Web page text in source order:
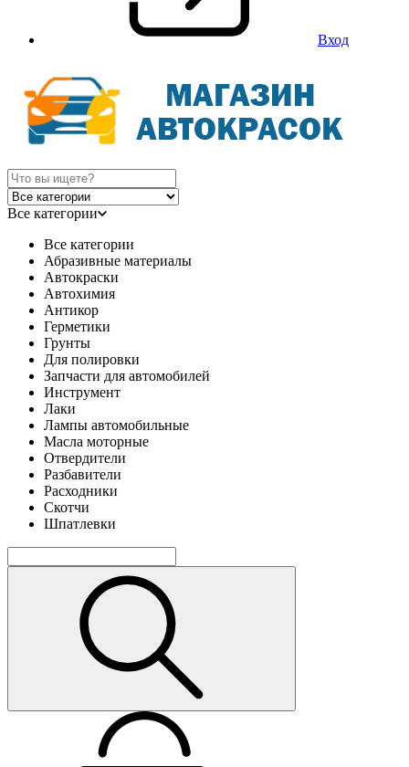
Вход
Все категории
Все категории
Абразивные материалы
Автокраски
Автохимия
Антикор
Герметики
Грунты
Для полировки
Запчасти для автомобилей
Инструмент
Лаки
Лампы автомобильные
Масла моторные
Отвердители
Разбавители
Расходники
Скотчи
Шпатлевки